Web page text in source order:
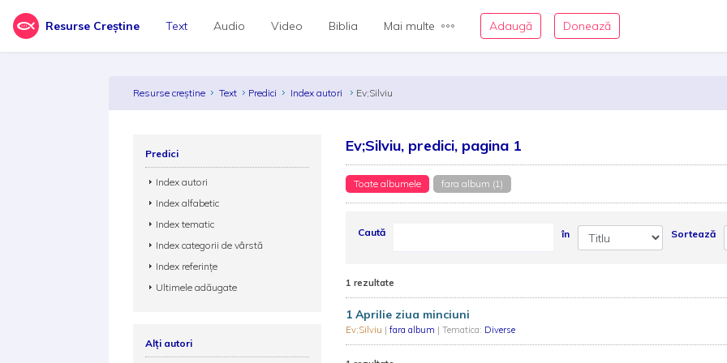
Resurse Creștine Text Audio Video Biblia Mai multe Adaugă Donează
Resurse creștine Text Predici Index autori Ev;Silviu
Ev;Silviu, predici, pagina 1
Toate albumele fara album (1)
Caută în Sortează
1 rezultate
1 Aprilie ziua minciuni
Ev;Silviu | fara album | Tematica: Diverse
Predici
Index autori
Index alfabetic
Index tematic
Index categorii de vârstă
Index referințe
Ultimele adăugate
Alți autori